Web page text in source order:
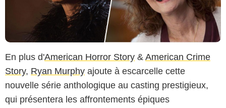
En plus d'American Horror Story & American Crime
Story, Ryan Murphy ajoute à escarcelle cette
nouvelle série anthologique au casting prestigieux,
qui présentera les affrontements épiques